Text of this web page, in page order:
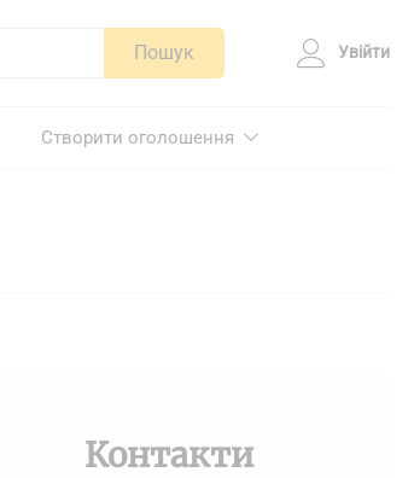
Пошук Увійти
Створити оголошення
Контакти